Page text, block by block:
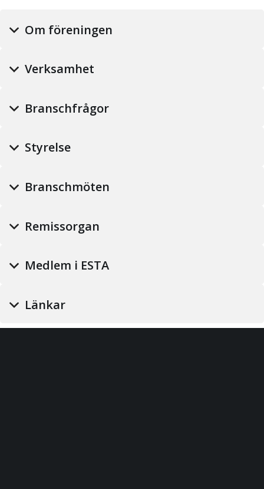
Om föreningen
Verksamhet
Branschfrågor
Styrelse
Branschmöten
Remissorgan
Medlem i ESTA
Länkar